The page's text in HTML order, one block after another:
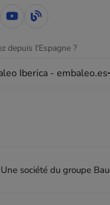
depuis l'Espagne ?
Iberica - embaleo.es
Une société du groupe